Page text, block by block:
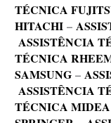
TÉCNICA
HITACHI –
ASSISTÊNCIA
TÉCNICA
SAMSUNG –
ASSISTÊNCIA
TÉCNICA MIDEA